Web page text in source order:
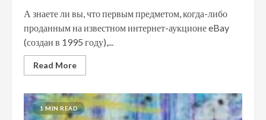
А знаете ли вы, что первым предметом, когда-либо
проданным на известном интернет-аукционе eBay
(создан в 1995 году),...
Read More
1 MIN READ